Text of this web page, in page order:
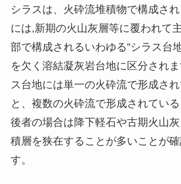
シラスは、火砕流堆積物で構成さ
には,新期の火山灰層等に覆われて
部で構成されるいわゆる”シラス台
を欠く溶結凝灰岩台地に区分され
ス台地には単一の火砕流で形成さ
と、複数の火砕流で形成されている
後者の場合は降下軽石や古期火山
積層を狭在することが多いことが
す。